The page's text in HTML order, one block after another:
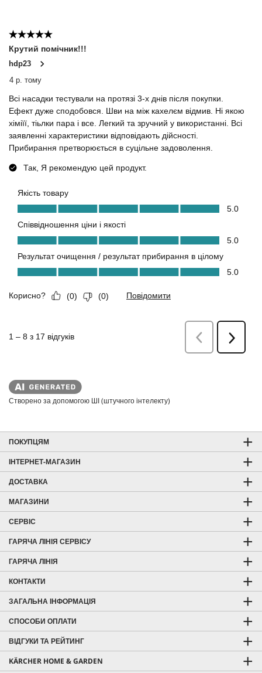
Створено за допомогою ШІ (штучного інтелекту)
ПОКУПЦЯМ
ІНТЕРНЕТ-МАГАЗИН
ДОСТАВКА
МАГАЗИНИ
СЕРВІС
ГАРЯЧА ЛІНІЯ СЕРВІСУ
ГАРЯЧА ЛІНІЯ
КОНТАКТИ
ЗАГАЛЬНА ІНФОРМАЦІЯ
СПОСОБИ ОПЛАТИ
ВІДГУКИ ТА РЕЙТИНГ
KÄRCHER HOME & GARDEN